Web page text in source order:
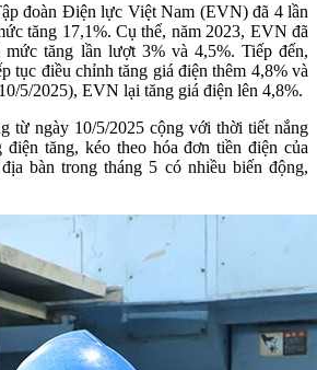
đoàn Điện lực Việt Nam (EVN) đã 4 lần
tăng 17,1%. Cụ thể, năm 2023, EVN đã
tăng lần lượt 3% và 4,5%. Tiếp đến,
tục điều chỉnh tăng giá điện thêm 4,8% và
5/2025), EVN lại tăng giá điện lên 4,8%.
từ ngày 10/5/2025 cộng với thời tiết nắng
điện tăng, kéo theo hóa đơn tiền điện của
bàn trong tháng 5 có nhiều biến động,